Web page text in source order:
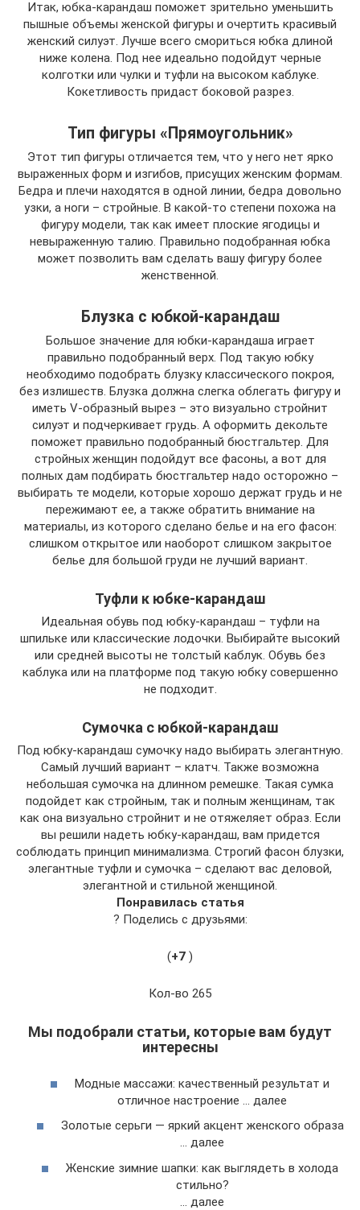
Итак, юбка-карандаш поможет зрительно уменьшить
пышные объемы женской фигуры и очертить красивый
женский силуэт. Лучше всего смориться юбка длиной
ниже колена. Под нее идеально подойдут черные
колготки или чулки и туфли на высоком каблуке.
Кокетливость придаст боковой разрез.
Тип фигуры «Прямоугольник»
Этот тип фигуры отличается тем, что у него нет ярко
выраженных форм и изгибов, присущих женским формам.
Бедра и плечи находятся в одной линии, бедра довольно
узки, а ноги – стройные. В какой-то степени похожа на
фигуру модели, так как имеет плоские ягодицы и
невыраженную талию. Правильно подобранная юбка
может позволить вам сделать вашу фигуру более
женственной.
Блузка с юбкой-карандаш
Большое значение для юбки-карандаша играет
правильно подобранный верх. Под такую юбку
необходимо подобрать блузку классического покроя,
без излишеств. Блузка должна слегка облегать фигуру и
иметь V-образный вырез – это визуально стройнит
силуэт и подчеркивает грудь. А оформить декольте
поможет правильно подобранный бюстгальтер. Для
стройных женщин подойдут все фасоны, а вот для
полных дам подбирать бюстгальтер надо осторожно –
выбирать те модели, которые хорошо держат грудь и не
пережимают ее, а также обратить внимание на
материалы, из которого сделано белье и на его фасон:
слишком открытое или наоборот слишком закрытое
белье для большой груди не лучший вариант.
Туфли к юбке-карандаш
Идеальная обувь под юбку-карандаш – туфли на
шпильке или классические лодочки. Выбирайте высокий
или средней высоты не толстый каблук. Обувь без
каблука или на платформе под такую юбку совершенно
не подходит.
Сумочка с юбкой-карандаш
Под юбку-карандаш сумочку надо выбирать элегантную.
Самый лучший вариант – клатч. Также возможна
небольшая сумочка на длинном ремешке. Такая сумка
подойдет как стройным, так и полным женщинам, так
как она визуально стройнит и не отяжеляет образ. Если
вы решили надеть юбку-карандаш, вам придется
соблюдать принцип минимализма. Строгий фасон блузки,
элегантные туфли и сумочка – сделают вас деловой,
элегантной и стильной женщиной.
Понравилась статья
? Поделись с друзьями:
(+7 )
Кол-во 265
Мы подобрали статьи, которые вам будут
интересны
Модные массажи: качественный результат и
отличное настроение … далее
Золотые серьги — яркий акцент женского образа
… далее
Женские зимние шапки: как выглядеть в холода
стильно?
… далее